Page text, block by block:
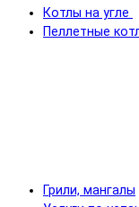
Котлы на угле
Пеллетные
Грили, мангалы